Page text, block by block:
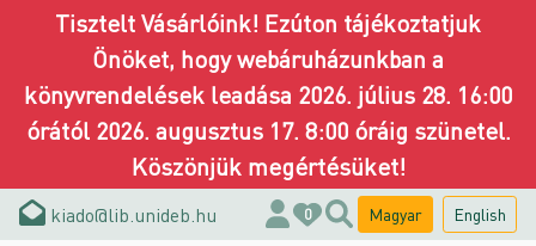
Tisztelt Vásárlóink! Ezúton tájékoztatjuk
Önöket, hogy webáruházunkban a
könyvrendelések leadása 2026. július 28. 16:00
órától 2026. augusztus 17. 8:00 óráig szünetel.
Köszönjük megértésüket!
kiado@lib.unideb.hu 0 Magyar English